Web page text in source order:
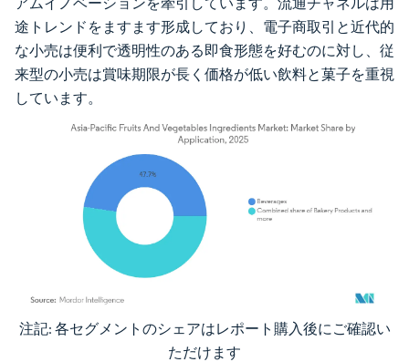
途トレンドをますます形成しており、電子商取引と近代的
な小売は便利で透明性のある即食形態を好むのに対し、従
来型の小売は賞味期限が長く価格が低い飲料と菓子を重視
しています。
画像 © Mordor Intelligence。再利用にはCC BY 4.0の表示が必要です。
注記: 各セグメントのシェアはレポート購入後にご確認い
ただけます